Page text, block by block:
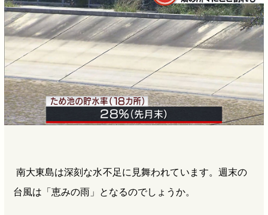
o
o
k
a
d
s
南大東島は深刻な水不足に見舞われています。週末の
台風は「恵みの雨」となるのでしょうか。